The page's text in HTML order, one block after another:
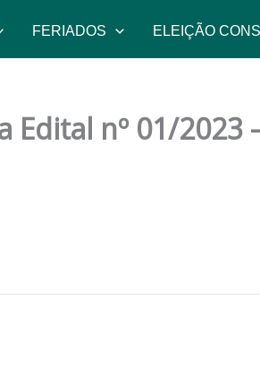
FERIADOS ELEIÇÃO
Edital nº 01/